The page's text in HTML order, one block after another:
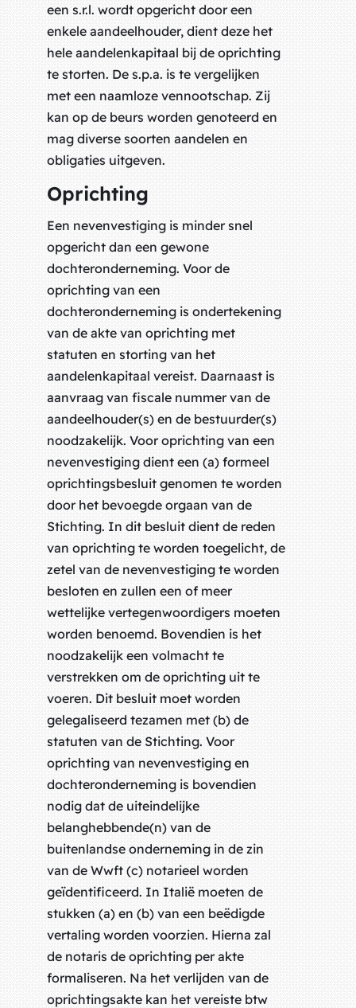
een s.r.l. wordt opgericht door een
enkele aandeelhouder, dient deze het
hele aandelenkapitaal bij de oprichting
te storten. De s.p.a. is te vergelijken
met een naamloze vennootschap. Zij
kan op de beurs worden genoteerd en
mag diverse soorten aandelen en
obligaties uitgeven.
Oprichting
Een nevenvestiging is minder snel
opgericht dan een gewone
dochteronderneming. Voor de
oprichting van een
dochteronderneming is ondertekening
van de akte van oprichting met
statuten en storting van het
aandelenkapitaal vereist. Daarnaast is
aanvraag van fiscale nummer van de
aandeelhouder(s) en de bestuurder(s)
noodzakelijk. Voor oprichting van een
nevenvestiging dient een (a) formeel
oprichtingsbesluit genomen te worden
door het bevoegde orgaan van de
Stichting. In dit besluit dient de reden
van oprichting te worden toegelicht, de
zetel van de nevenvestiging te worden
besloten en zullen een of meer
wettelijke vertegenwoordigers moeten
worden benoemd. Bovendien is het
noodzakelijk een volmacht te
verstrekken om de oprichting uit te
voeren. Dit besluit moet worden
gelegaliseerd tezamen met (b) de
statuten van de Stichting. Voor
oprichting van nevenvestiging en
dochteronderneming is bovendien
nodig dat de uiteindelijke
belanghebbende(n) van de
buitenlandse onderneming in de zin
van de Wwft (c) notarieel worden
geïdentificeerd. In Italië moeten de
stukken (a) en (b) van een beëdigde
vertaling worden voorzien. Hierna zal
de notaris de oprichting per akte
formaliseren. Na het verlijden van de
oprichtingsakte kan het vereiste btw